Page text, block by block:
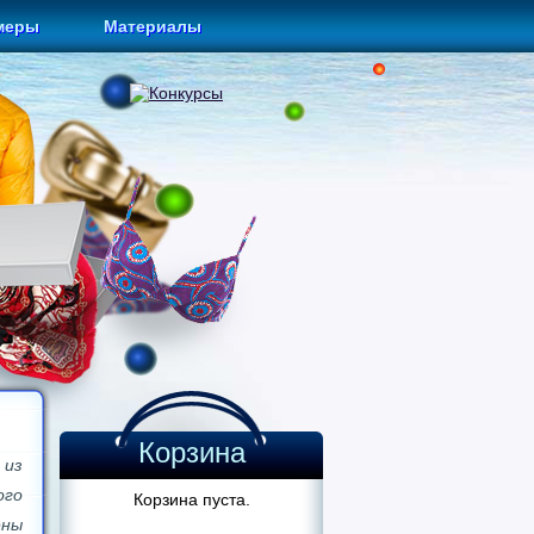
Материалы
Корзина
Корзина пуста.